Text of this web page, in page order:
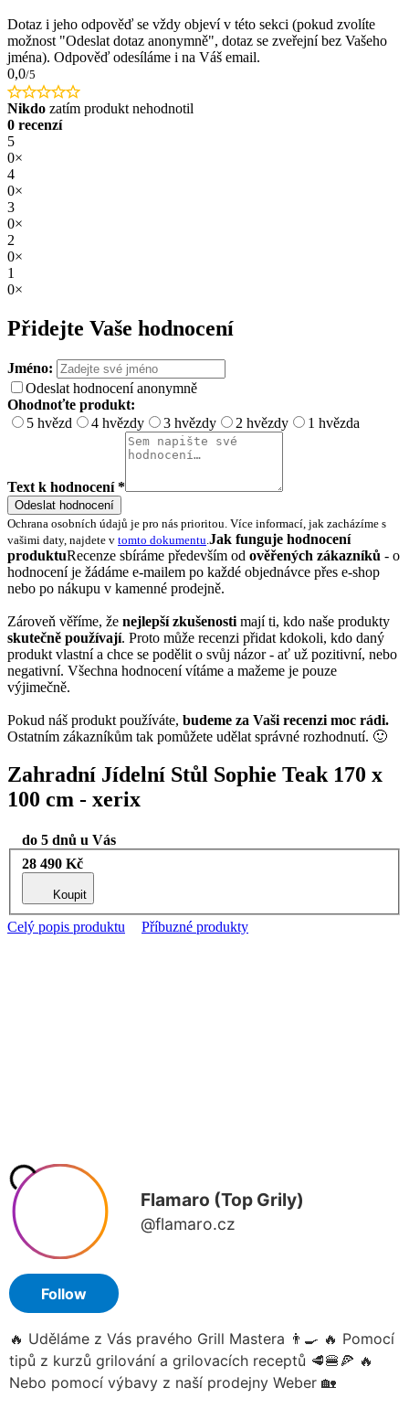
Dotaz i jeho odpověď se vždy objeví v této sekci (pokud zvolíte
možnost "Odeslat dotaz anonymně", dotaz se zveřejní bez Vašeho
jména). Odpověď odesíláme i na Váš email.
0,0/5
Nikdo zatím produkt nehodnotil
0 recenzí
5
0×
4
0×
3
0×
2
0×
1
0×
Přidejte Vaše hodnocení
Jméno:
Odeslat hodnocení anonymně
Ohodnoťte produkt:
5 hvězd
4 hvězdy 3 hvězdy 2 hvězdy 1 hvězda
Text k hodnocení *
Odeslat hodnocení
Ochrana osobních údajů je pro nás prioritou. Více informací, jak zacházíme s
vašimi daty, najdete v tomto dokumentu Jak funguje hodnocení
produktuRecenze sbíráme především od ověřených zákazníků - o
hodnocení je žádáme e-mailem po každé objednávce přes e-shop
nebo po nákupu v kamenné prodejně.
Zároveň věříme, že nejlepší zkušenosti mají ti, kdo naše produkty
skutečně používají. Proto může recenzi přidat kdokoli, kdo daný
produkt vlastní a chce se podělit o svůj názor - ať už pozitivní, nebo
negativní. Všechna hodnocení vítáme a mažeme je pouze
výjimečně.
Pokud náš produkt používáte, budeme za Vaši recenzi moc rádi.
Ostatním zákazníkům tak pomůžete udělat správné rozhodnutí. 🙂
Zahradní Jídelní Stůl Sophie Teak 170 x
100 cm - xerix
do 5 dnů u Vás
28 490 Kč
Koupit
Celý popis produktu Příbuzné produkty